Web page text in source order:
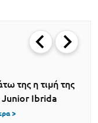
της η τιμή της
Ibrida
>